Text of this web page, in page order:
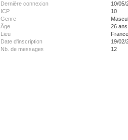
Dernière connexion
10/05/
ICP
10
Genre
Âge
26 ans
Lieu
France
Date d'inscription
19/02/
Nb. de messages
12